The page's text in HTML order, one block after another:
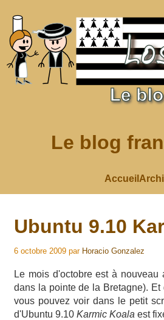
Le blog
Accueil
Ubuntu 9.10
6 octobre 2009 par Horacio Gonzalez
Le mois d'octobre est à
dans la pointe de la Bretagne).
vous pouvez voir dans le petit
d'Ubuntu 9.10 Karmic Koala est